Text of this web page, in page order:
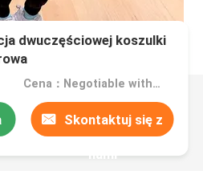
dwuczęściowej koszulki
Cena：Negotiable with sales.
Skontaktuj się z
nami